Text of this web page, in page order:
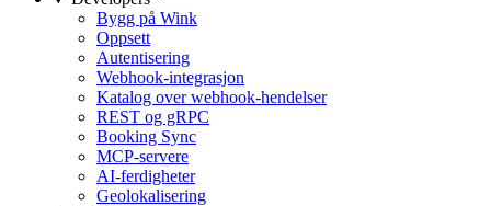
Bygg på Wink
Oppsett
Autentisering
Webhook-integrasjon
Katalog over webhook-hendelser
REST og gRPC
Booking Sync
MCP-servere
AI-ferdigheter
Geolokalisering